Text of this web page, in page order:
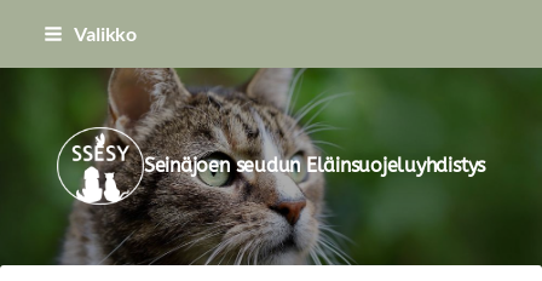
Siirry
Valikko
Seinäjoen seudun Eläinsuojeluyhdistys